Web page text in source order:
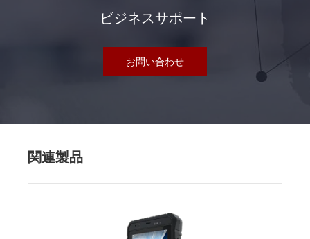
ビジネスサポート
お問い合わせ
関連製品